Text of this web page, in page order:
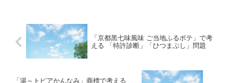
「京都黒七味風味 ご当地ふるポテ」で考
える 「特許診断」「ひつまぶし」問題
「湯～トピアかんなみ」商標で考える